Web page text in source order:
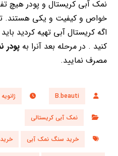
نمک آبی کریستال و پودر هیچ
خواص و کیفیت و یکی هستند.
اگه کریستال آبی تهیه کردید
کنید . در مرحله بعد آنرا به
مصرف نمایید.
B.beauti ژانویه 31, 2022
نمک آبی کریستالی
خرید سنگ نمک آبی